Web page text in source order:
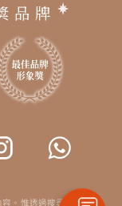
品牌
。惟透過搜尋